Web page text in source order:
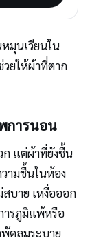
มุนเวียนใน
วยให้ผ้าที่ตาก
การนอน
ก แต่ผ้าที่ยังชื้น
ามชื้นในห้อง
บาย เหงื่อออก
ารภูมิแพ้หรือ
ดลมระบาย